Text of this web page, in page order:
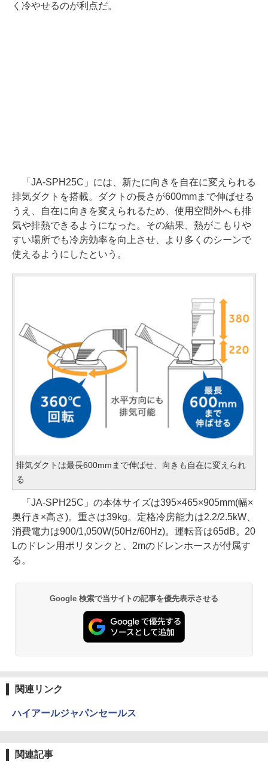
く冷やせるのが利点だ。
「JA-SPH25C」には、新たに向きを自在に変えられる
排気ダクトを搭載。ダクトの長さが600mmまで伸ばせる
うえ、自在に向きを変えられるため、使用空間外へも排
気や排熱できるようになった。その結果、熱がこもりや
すい場所でも冷房効率を向上させ、より多くのシーンで
使えるようにしたという。
排気ダクトは最長600mmまで伸ばせ、向きも自在に変えられ
る
「JA-SPH25C」の本体サイズは395×465×905mm(幅×
奥行き×高さ)。重さは39kg。定格冷房能力は2.2/2.5kW、
消費電力は900/1,050W(50Hz/60Hz)。運転音は65dB。20
Lのドレン用ポリタンクと、2mのドレンホースが付属す
る。
Google 検索で当サイトの記事を優先表示させる
関連リンク
ハイアールジャパンセールス
関連記事